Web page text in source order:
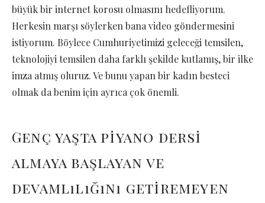
büyük bir internet korosu olmasını hedefliyorum.
Herkesin marşı söylerken bana video göndermesini
istiyorum. Böylece Cumhuriyetimizi geleceği temsilen,
teknolojiyi temsilen daha farklı şekilde kutlamış, bir ilke
imza atmış oluruz. Ve bunu yapan bir kadın besteci
olmak da benim için ayrıca çok önemli.
Genç yaşta piyano dersi
almaya başlayan ve
devamlılığını getiremeyen